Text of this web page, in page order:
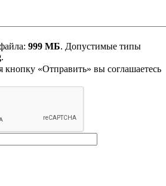
999 МБ. Допустимые типы
.
«Отправить» вы соглашаетесь